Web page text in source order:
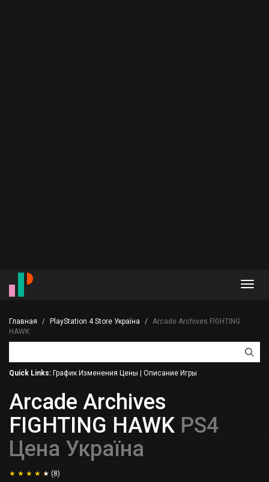
Главная PlayStation 4 Store Україна
Arcade Archives FIGHTING
HAWK
Quick Links: График Изменения Цены Описание Игры
Arcade Archives
FIGHTING HAWK PS4
Цена Україна
(8)